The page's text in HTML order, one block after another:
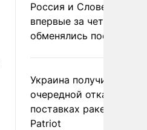
Россия и Словения
впервые за четыре года
обменялись
Украина получила
очередной отказ в
поставках ракет для
Patriot